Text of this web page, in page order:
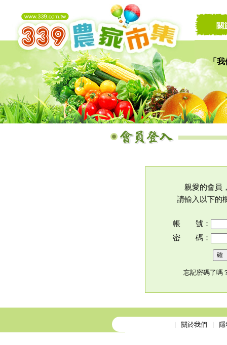
「我
讓
關
親愛的會員
請輸入以下的
帳 號：
密 碼：
忘記密碼了嗎
關於我們